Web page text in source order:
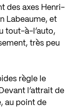
des axes Henri-
Labeaume, et
tout-à-l’auto,
très peu
règle le
l’attrait de
au point de